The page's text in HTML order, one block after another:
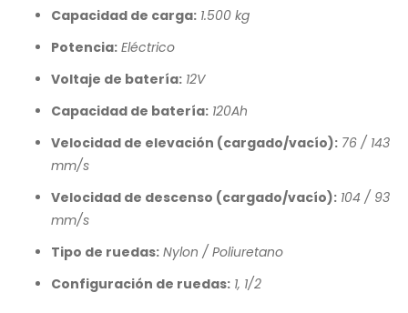
Capacidad de carga: 1.500 kg
Potencia: Eléctrico
Voltaje de batería: 12V
Capacidad de batería: 120Ah
Velocidad de elevación (cargado/vacío): 76 / 143
mm/s
Velocidad de descenso (cargado/vacío): 104 / 93
mm/s
Tipo de ruedas: Nylon / Poliuretano
Configuración de ruedas: 1, 1/2